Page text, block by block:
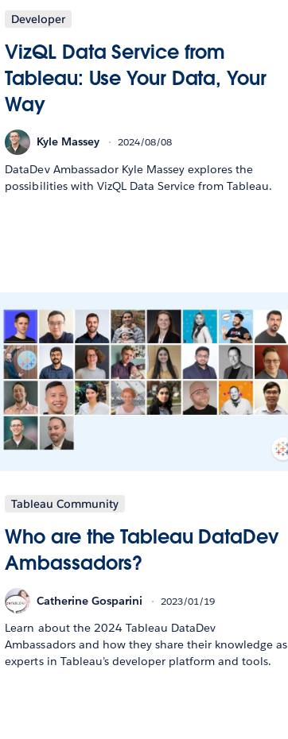
Developer
VizQL Data Service from
Tableau: Use Your Data, Your
Way
Kyle Massey 2024/08/08
DataDev Ambassador Kyle Massey explores the
possibilities with VizQL Data Service from Tableau.
Tableau Community
Who are the Tableau DataDev
Ambassadors?
Catherine Gosparini 2023/01/19
Learn about the 2024 Tableau DataDev
Ambassadors and how they share their knowledge as
experts in Tableau’s developer platform and tools.